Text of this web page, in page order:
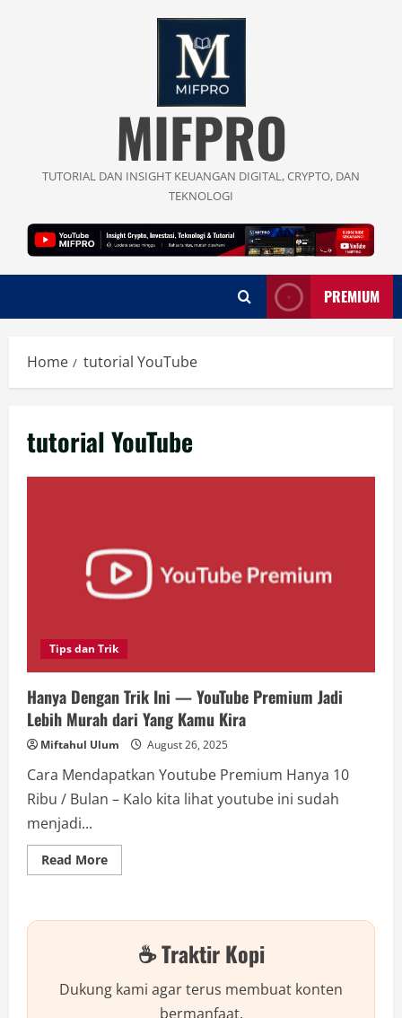
MIFPRO
TUTORIAL DAN INSIGHT KEUANGAN DIGITAL, CRYPTO, DAN
TEKNOLOGI
PREMIUM
Home tutorial YouTube
tutorial YouTube
Tips dan Trik
Hanya Dengan Trik Ini — YouTube Premium Jadi
Lebih Murah dari Yang Kamu Kira
Miftahul Ulum August 26, 2025
Cara Mendapatkan Youtube Premium Hanya 10
Ribu / Bulan – Kalo kita lihat youtube ini sudah
menjadi...
Read MoreRead
more
Trik
YouTube
Jadi
Lebih
☕ Traktir Kopi
Dukung kami agar terus membuat konten
bermanfaat.